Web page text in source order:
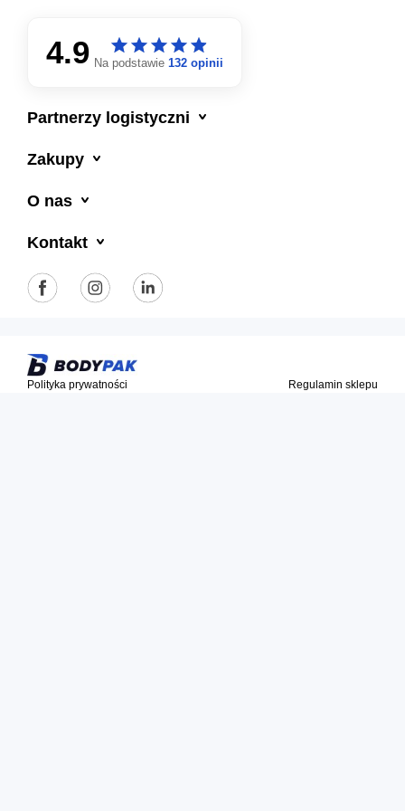
4.9 starstarstarstarstar
starstarstarstarstar
Na podstawie 132 opinii
Partnerzy logistyczni
Zakupy
O nas
Kontakt
Polityka prywatności Regulamin sklepu